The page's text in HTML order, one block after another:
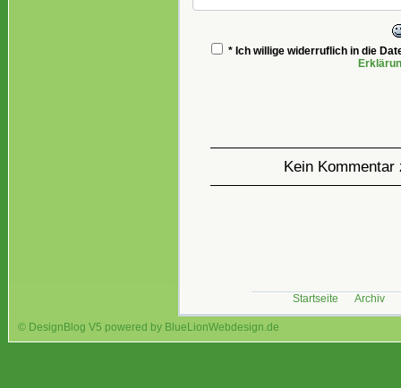
* Ich willige widerruflich in die
Kein
Startseite Archiv
© DesignBlog V5 powered by BlueLionWebdesign.de